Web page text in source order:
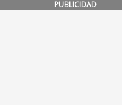
PUBLICIDAD